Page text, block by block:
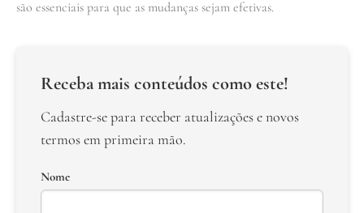
são essenciais para que as mudanças sejam efetivas.
Receba mais conteúdos como este!
Cadastre-se para receber atualizações e novos
termos em primeira mão.
Nome